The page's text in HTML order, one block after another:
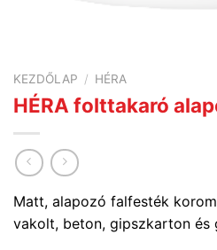
KEZDŐLAP / HÉRA
HÉRA folttakaró
Matt, alapozó falfesték
vakolt, beton, gipszkarton és